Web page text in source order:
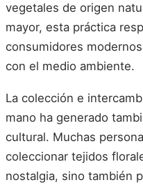
vegetales de origen
mayor, esta práctica
consumidores
con el medio ambiente.
La colección e
mano ha generado
cultural. Muchas
coleccionar tejidos
nostalgia, sino también